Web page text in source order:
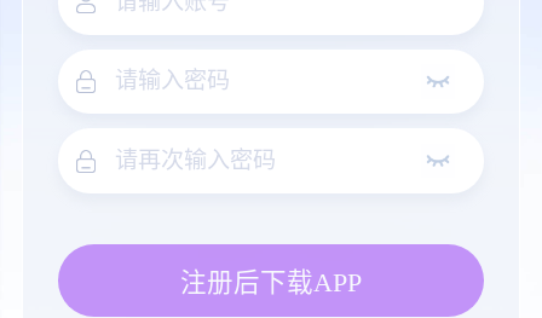
注册后下载APP